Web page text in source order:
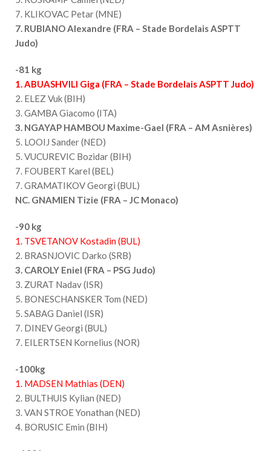
7. KLIKOVAC Petar (MNE)
7. RUBIANO Alexandre (FRA – Stade Bordelais ASPTT
Judo)
-81 kg
1. ABUASHVILI Giga (FRA – Stade Bordelais ASPTT Judo)
2. ELEZ Vuk (BIH)
3. GAMBA Giacomo (ITA)
3. NGAYAP HAMBOU Maxime-Gael (FRA – AM Asnières)
5. LOOIJ Sander (NED)
5. VUCUREVIC Bozidar (BIH)
7. FOUBERT Karel (BEL)
7. GRAMATIKOV Georgi (BUL)
NC. GNAMIEN Tizie (FRA – JC Monaco)
-90 kg
1. TSVETANOV Kostadin (BUL)
2. BRASNJOVIC Darko (SRB)
3. CAROLY Eniel (FRA – PSG Judo)
3. ZURAT Nadav (ISR)
5. BONESCHANSKER Tom (NED)
5. SABAG Daniel (ISR)
7. DINEV Georgi (BUL)
7. EILERTSEN Kornelius (NOR)
-100kg
1. MADSEN Mathias (DEN)
2. BULTHUIS Kylian (NED)
3. VAN STROE Yonathan (NED)
4. BORUSIC Emin (BIH)